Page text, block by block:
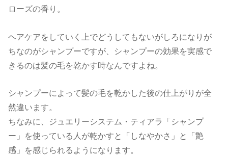
ローズの香り。
ヘアケアをしていく上でどうしてもないがしろになりが
ちなのがシャンプーですが、シャンプーの効果を実感で
きるのは髪の毛を乾かす時なんですよね。
シャンプーによって髪の毛を乾かした後の仕上がりが全
然違います。
ちなみに、ジュエリーシステム・ティアラ「シャンプ
ー」を使っている人が乾かすと「しなやかさ」と「艶
感」を感じられるようになります。